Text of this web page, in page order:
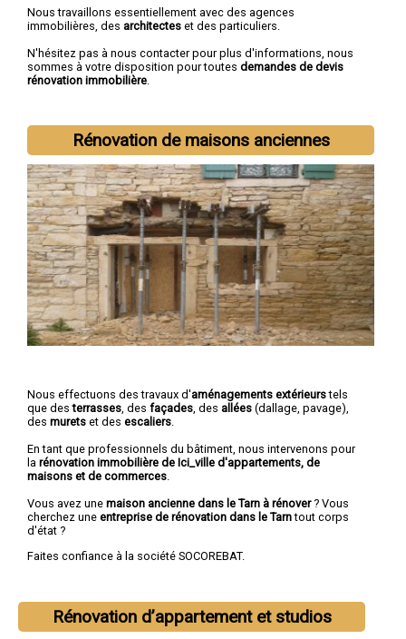
Nous travaillons essentiellement avec des agences
immobilières, des architectes et des particuliers.
N'hésitez pas à nous contacter pour plus d'informations, nous
sommes à votre disposition pour toutes demandes de devis
rénovation immobilière
Rénovation de maisons anciennes
Nous effectuons des travaux d'aménagements extérieurstels
que desterrasses, des façades, des allées (dallage, pavage),
des murets et des escaliers.
En tant que professionnels du bâtiment, nous intervenons pour
la rénovation immobilière de Ici_ville d'appartements, de
maisons et de commerces.
Vous avez une maison ancienne dans le Tarn à rénover? Vous
cherchez une entreprise de rénovation dans le Tarntout corps
d'état ?
Faites confiance à la société SOCOREBAT.
Rénovation d’appartement et studios